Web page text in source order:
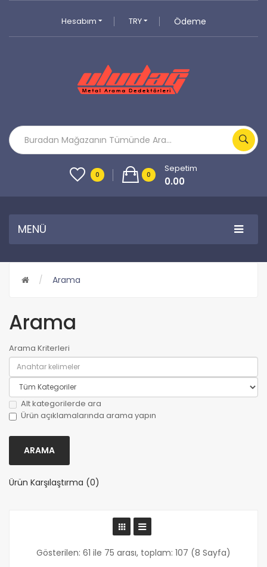
Hesabım TRY Ödeme
0 0
Sepetim
0.00
MENÜ
Arama
Arama
Arama Kriterleri
Alt kategorilerde ara
Ürün açıklamalarında arama yapın
Ürün Karşılaştırma (0)
Gösterilen: 61 ile 75 arası, toplam: 107 (8 Sayfa)